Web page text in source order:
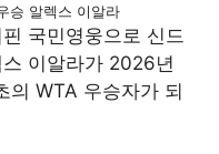
승 알렉스 이알라
국민영웅으로 신드
이알라가 2026년
의 WTA 우승자가 되